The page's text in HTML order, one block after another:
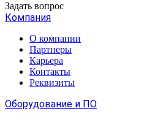
Задать вопрос
Компания
О компании
Партнеры
Карьера
Контакты
Реквизиты
Оборудование и ПО